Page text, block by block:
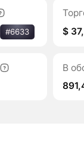
#6633
$
В